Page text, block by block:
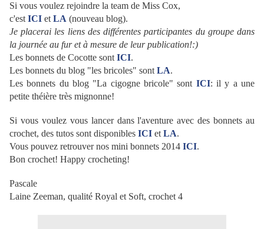
Si vous voulez rejoindre la team de Miss Cox,
c'est ICI et LA (nouveau blog).
Je placerai les liens des différentes participantes du groupe dans
la journée au fur et à mesure de leur publication!:)
Les bonnets de Cocotte sont ICI.
Les bonnets du blog "les bricoles" sont LA.
Les bonnets du blog "La cigogne bricole" sont ICI: il y a une
petite théière très mignonne!
Si vous voulez vous lancer dans l'aventure avec des bonnets au
crochet, des tutos sont disponibles ICI et LA.
Vous pouvez retrouver nos mini bonnets 2014 ICI.
Bon crochet! Happy crocheting!
Pascale
Laine Zeeman, qualité Royal et Soft, crochet 4